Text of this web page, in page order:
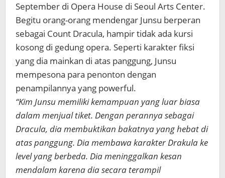
September di Opera House di Seoul Arts Center.
Begitu orang-orang mendengar Junsu berperan
sebagai Count Dracula, hampir tidak ada kursi
kosong di gedung opera. Seperti karakter fiksi
yang dia mainkan di atas panggung, Junsu
mempesona para penonton dengan
penampilannya yang powerful.
“Kim Junsu memiliki kemampuan yang luar biasa
dalam menjual tiket. Dengan perannya sebagai
Dracula, dia membuktikan bakatnya yang hebat di
atas panggung. Dia membawa karakter Drakula ke
level yang berbeda. Dia meninggalkan kesan
mendalam karena dia secara terampil